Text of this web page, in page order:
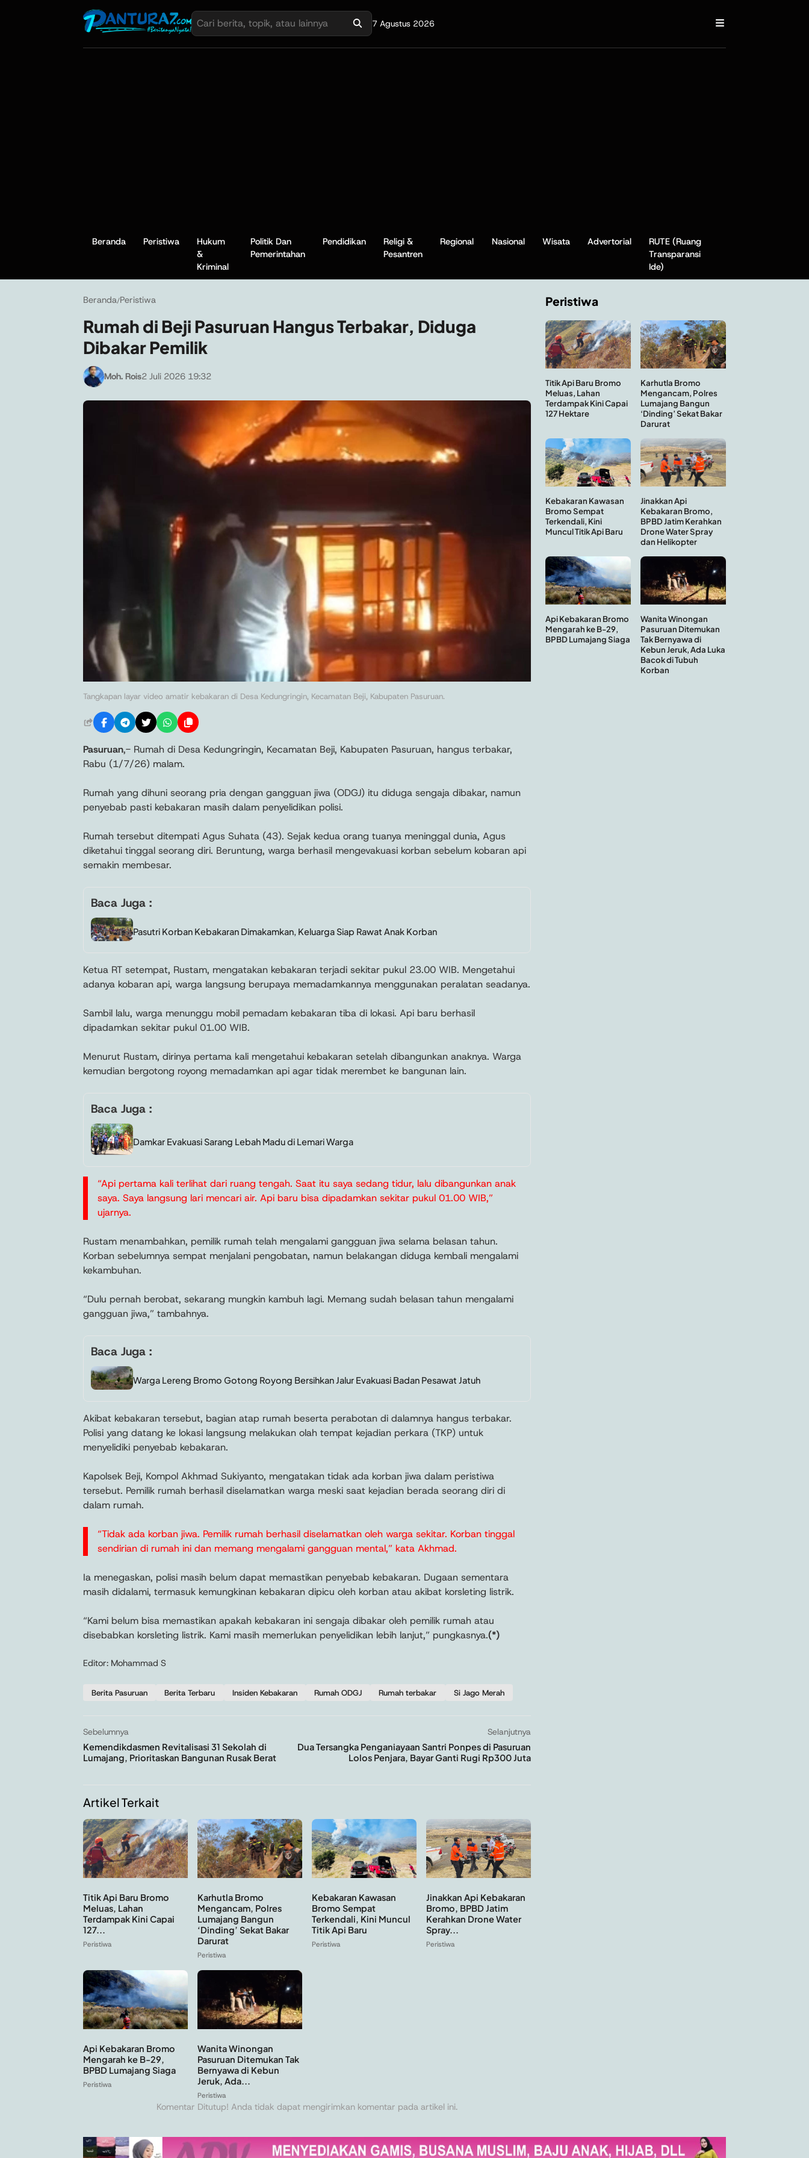
7 Agustus 2026
Beranda Peristiwa
Hukum
&
Kriminal
Politik Dan
Pemerintahan
Pendidikan
Religi &
Pesantren
Regional Nasional Wisata Advertorial
RUTE (Ruang
Transparansi
Ide)
Beranda/Peristiwa
Rumah di Beji Pasuruan Hangus Terbakar, Diduga
Dibakar Pemilik
Moh. Rois2 Juli 2026 19:32
Tangkapan layar video amatir kebakaran di Desa Kedungringin, Kecamatan Beji, Kabupaten Pasuruan.
Pasuruan,- Rumah di Desa Kedungringin, Kecamatan Beji, Kabupaten Pasuruan, hangus terbakar,
Rabu (1/7/26) malam.
Rumah yang dihuni seorang pria dengan gangguan jiwa (ODGJ) itu diduga sengaja dibakar, namun
penyebab pasti kebakaran masih dalam penyelidikan polisi.
Rumah tersebut ditempati Agus Suhata (43). Sejak kedua orang tuanya meninggal dunia, Agus
diketahui tinggal seorang diri. Beruntung, warga berhasil mengevakuasi korban sebelum kobaran api
semakin membesar.
Baca Juga :
Pasutri Korban Kebakaran Dimakamkan, Keluarga Siap Rawat Anak Korban
Ketua RT setempat, Rustam, mengatakan kebakaran terjadi sekitar pukul 23.00 WIB. Mengetahui
adanya kobaran api, warga langsung berupaya memadamkannya menggunakan peralatan seadanya.
Sambil lalu, warga menunggu mobil pemadam kebakaran tiba di lokasi. Api baru berhasil
dipadamkan sekitar pukul 01.00 WIB.
Menurut Rustam, dirinya pertama kali mengetahui kebakaran setelah dibangunkan anaknya. Warga
kemudian bergotong royong memadamkan api agar tidak merembet ke bangunan lain.
Baca Juga :
Damkar Evakuasi Sarang Lebah Madu di Lemari Warga
“Api pertama kali terlihat dari ruang tengah. Saat itu saya sedang tidur, lalu dibangunkan anak
saya. Saya langsung lari mencari air. Api baru bisa dipadamkan sekitar pukul 01.00 WIB,”
ujarnya.
Rustam menambahkan, pemilik rumah telah mengalami gangguan jiwa selama belasan tahun.
Korban sebelumnya sempat menjalani pengobatan, namun belakangan diduga kembali mengalami
kekambuhan.
“Dulu pernah berobat, sekarang mungkin kambuh lagi. Memang sudah belasan tahun mengalami
gangguan jiwa,” tambahnya.
Baca Juga :
Warga Lereng Bromo Gotong Royong Bersihkan Jalur Evakuasi Badan Pesawat Jatuh
Akibat kebakaran tersebut, bagian atap rumah beserta perabotan di dalamnya hangus terbakar.
Polisi yang datang ke lokasi langsung melakukan olah tempat kejadian perkara (TKP) untuk
menyelidiki penyebab kebakaran.
Kapolsek Beji, Kompol Akhmad Sukiyanto, mengatakan tidak ada korban jiwa dalam peristiwa
tersebut. Pemilik rumah berhasil diselamatkan warga meski saat kejadian berada seorang diri di
dalam rumah.
“Tidak ada korban jiwa. Pemilik rumah berhasil diselamatkan oleh warga sekitar. Korban tinggal
sendirian di rumah ini dan memang mengalami gangguan mental,” kata Akhmad.
Ia menegaskan, polisi masih belum dapat memastikan penyebab kebakaran. Dugaan sementara
masih didalami, termasuk kemungkinan kebakaran dipicu oleh korban atau akibat korsleting listrik.
“Kami belum bisa memastikan apakah kebakaran ini sengaja dibakar oleh pemilik rumah atau
disebabkan korsleting listrik. Kami masih memerlukan penyelidikan lebih lanjut,” pungkasnya.(*)
Editor: Mohammad S
Berita Pasuruan Berita Terbaru Insiden Kebakaran Rumah ODGJ Rumah terbakar Si Jago Merah
Sebelumnya
Kemendikdasmen Revitalisasi 31 Sekolah di
Lumajang, Prioritaskan Bangunan Rusak Berat
Selanjutnya
Dua Tersangka Penganiayaan Santri Ponpes di Pasuruan
Lolos Penjara, Bayar Ganti Rugi Rp300 Juta
Artikel Terkait
Titik Api Baru Bromo
Meluas, Lahan
Terdampak Kini Capai
127...
Peristiwa
Karhutla Bromo
Mengancam, Polres
Lumajang Bangun
‘Dinding’ Sekat Bakar
Darurat
Peristiwa
Kebakaran Kawasan
Bromo Sempat
Terkendali, Kini Muncul
Titik Api Baru
Peristiwa
Jinakkan Api Kebakaran
Bromo, BPBD Jatim
Kerahkan Drone Water
Spray...
Peristiwa
Api Kebakaran Bromo
Mengarah ke B-29,
BPBD Lumajang Siaga
Peristiwa
Wanita Winongan
Pasuruan Ditemukan Tak
Bernyawa di Kebun
Jeruk, Ada...
Peristiwa
Komentar Ditutup! Anda tidak dapat mengirimkan komentar pada artikel ini.
Peristiwa
Titik Api Baru Bromo
Meluas, Lahan
Terdampak Kini Capai
127 Hektare
Karhutla Bromo
Mengancam, Polres
Lumajang Bangun
‘Dinding’ Sekat Bakar
Darurat
Kebakaran Kawasan
Bromo Sempat
Terkendali, Kini
Muncul Titik Api Baru
Jinakkan Api
Kebakaran Bromo,
BPBD Jatim Kerahkan
Drone Water Spray
dan Helikopter
Api Kebakaran Bromo
Mengarah ke B-29,
BPBD Lumajang Siaga
Wanita Winongan
Pasuruan Ditemukan
Tak Bernyawa di
Kebun Jeruk, Ada Luka
Bacok di Tubuh
Korban